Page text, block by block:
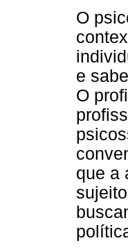
O
e
O
que a